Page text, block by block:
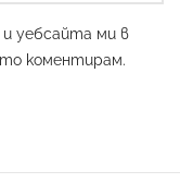
и уебсайта ми в
коментирам.